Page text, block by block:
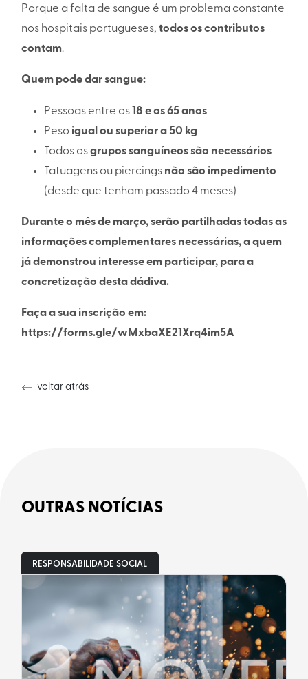
Porque a falta de sangue é um problema constante
nos hospitais portugueses, todos os contributos
contam.
Quem pode dar sangue:
Pessoas entre os 18 e os 65 anos
Peso igual ou superior a 50 kg
Todos osgrupos sanguíneos são necessários
Tatuagens ou piercings não são impedimento
(desde que tenham passado 4 meses)
Durante o mês de março, serão partilhadas todas as
informações complementares necessárias, a quem
já demonstrou interesse em participar, para a
concretização desta dádiva.
Faça a sua inscrição em:
https://forms.gle/wMxbaXE21Xrq4im5A
voltar atrás
OUTRAS NOTÍCIAS
RESPONSABILIDADE SOCIAL